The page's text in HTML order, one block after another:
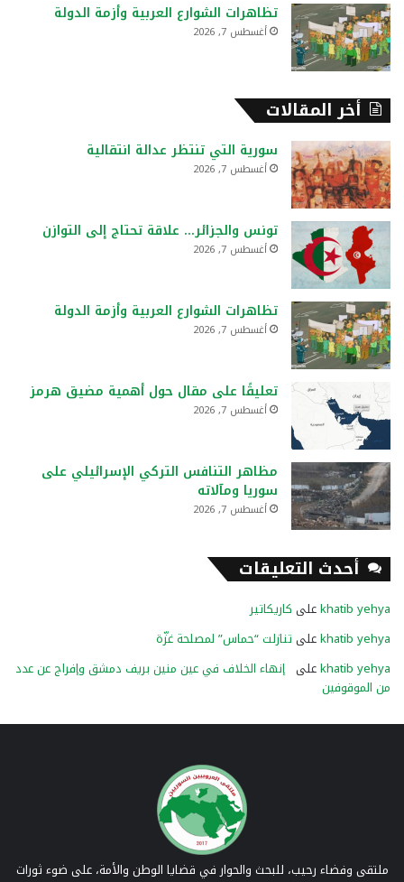
تظاهرات الشوارع العربية وأزمة الدولة
أغسطس 7, 2026
أخر المقالات
سورية التي تنتظر عدالة انتقالية
أغسطس 7, 2026
تونس والجزائر… علاقة تحتاج إلى التوازن
أغسطس 7, 2026
تظاهرات الشوارع العربية وأزمة الدولة
أغسطس 7, 2026
تعليقًا على مقال حول أهمية مضيق هرمز
أغسطس 7, 2026
مظاهر التنافس التركي الإسرائيلي على
سوريا ومآلاته
أغسطس 7, 2026
أحدث التعليقات
khatib yehyaعلى كاريكاتير
khatib yehyaعلى تنازلت “حماس” لمصلحة غزّة
khatib yehyaعلى إنهاء الخلاف في عين منين بريف دمشق وإفراج عن عدد
من الموقوفين
ملتقى وفضاء رحيب، للبحث والحوار في قضايا الوطن والأمة، على ضوء ثورات